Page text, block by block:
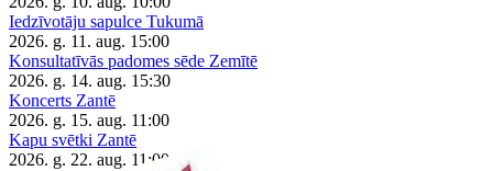
Iedzīvotāju sapulce Tukumā
2026. g. 11. aug. 15:00
Konsultatīvās padomes sēde Zemītē
2026. g. 14. aug. 15:30
Koncerts Zantē
2026. g. 15. aug. 11:00
Kapu svētki Zantē
2026. g. 22. aug. 11:00